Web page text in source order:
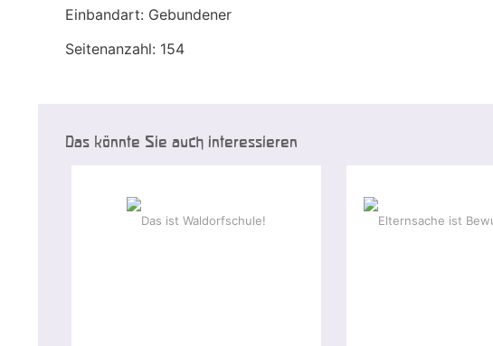
Einbandart: Gebundener
Seitenanzahl: 154
Das könnte Sie auch interessieren